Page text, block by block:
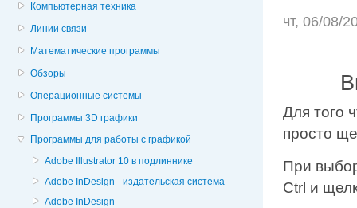
Компьютерная техника
Линии связи
Математические программы
Обзоры
Операционные системы
Программы 3D графики
Программы для работы с графикой
Adobe Illustrator 10 в подлиннике
Adobe InDesign - издательская система
Adobe InDesign
чт, 06/08/
Для того
просто
При
Ctrl и